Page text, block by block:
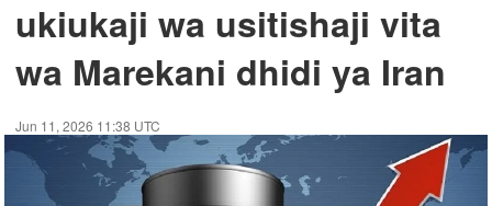
ukiukaji wa usitishaji vita
wa Marekani dhidi ya Iran
Jun 11, 2026 11:38 UTC